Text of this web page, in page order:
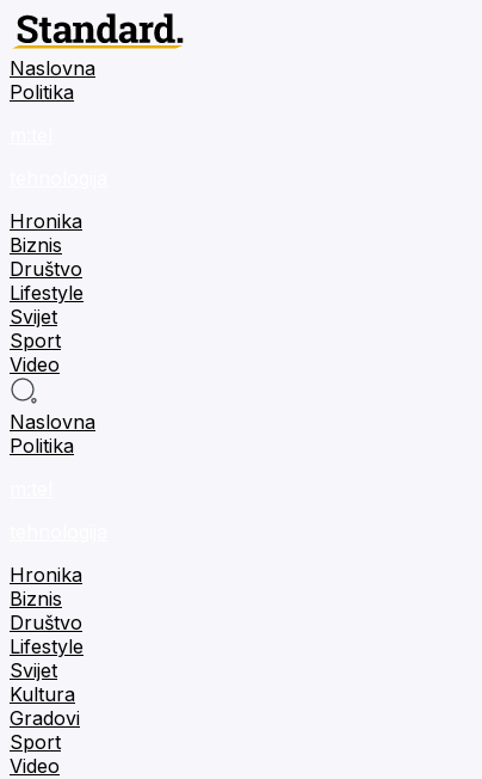
Naslovna
Politika
Hronika
Biznis
Društvo
Lifestyle
Svijet
Sport
Video
Naslovna
Politika
Hronika
Biznis
Društvo
Lifestyle
Svijet
Kultura
Gradovi
Sport
Video